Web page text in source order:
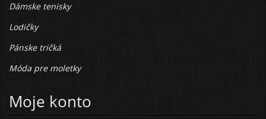
Dámske tenisky
Lodičky
Pánske tričká
Móda pre moletky
Moje konto